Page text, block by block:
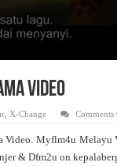
Video
, X-Change Comments
Video. Myflm4u Melayu
& Dfm2u on